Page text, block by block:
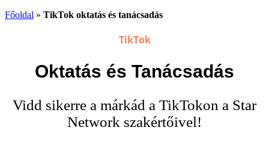
Főoldal » TikTok oktatás és tanácsadás
TikTok
Oktatás és Tanácsadás
Vidd sikerre a márkád a TikTokon a Star
Network szakértőivel!